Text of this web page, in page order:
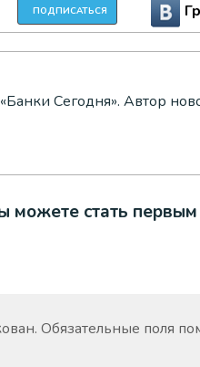
ПОДПИСАТЬСЯ
Сегодня». Автор
можете стать первым
Обязательные поля